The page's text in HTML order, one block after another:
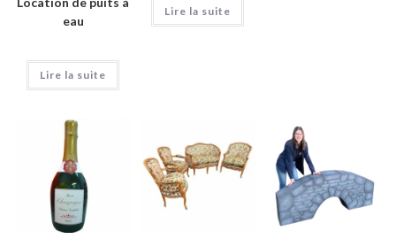
eau
Lire la suite
Lire la suite